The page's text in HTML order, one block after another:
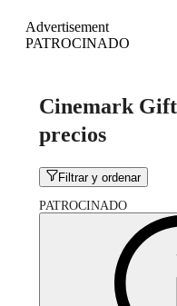
Advertisement
PATROCINADO
Cinemark
precios
Filtrar y ordenar
PATROCINADO